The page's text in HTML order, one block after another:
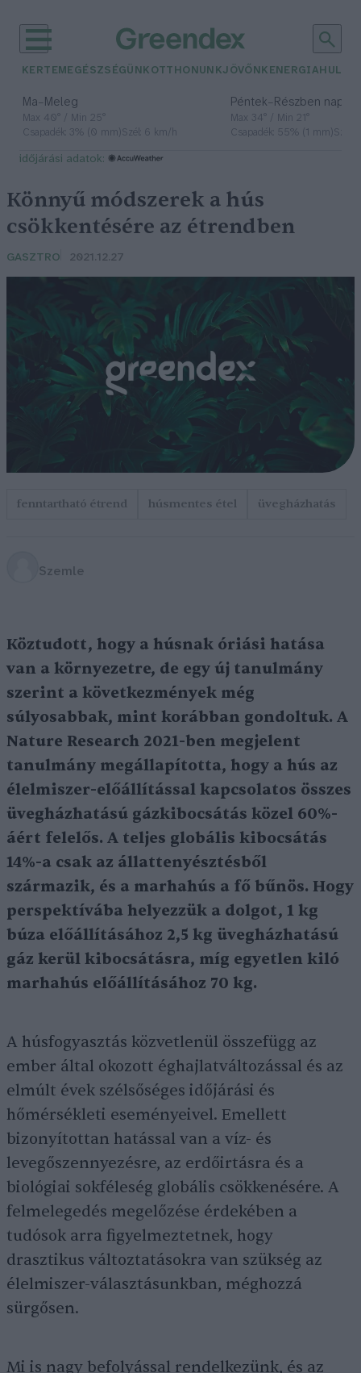
KERTEM EGÉSZSÉGÜNK OTTHONUNKJÖVŐNK ENERGIA
Ma– Meleg
Max 40° / Min 25°
Csapadék: 3% (0 mm)Szél: 6 km/h
Péntek– Részben
Max 34° / Min 21°
Csapadék: 55% (1 mm)Szél:
időjárási adatok:
Könnyű módszerek a hús
csökkentésére az étrendben
GASZTRO 2021.12.27
fenntartható étrend húsmentes étel üvegházhatás
Szemle
Köztudott, hogy a húsnak óriási hatása
van a környezetre, de egy új tanulmány
szerint a következmények még
súlyosabbak, mint korábban gondoltuk. A
Nature Research 2021-ben megjelent
tanulmány megállapította, hogy a hús az
élelmiszer-előállítással kapcsolatos összes
üvegházhatású gázkibocsátás közel 60%-
áért felelős. A teljes globális kibocsátás
14%-a csak az állattenyésztésből
származik, és a marhahús a fő bűnös. Hogy
perspektívába helyezzük a dolgot, 1 kg
búza előállításához 2,5 kg üvegházhatású
gáz kerül kibocsátásra, míg egyetlen kiló
marhahús előállításához 70 kg.
A húsfogyasztás közvetlenül összefügg az
ember által okozott éghajlatváltozással és az
elmúlt évek szélsőséges időjárási és
hőmérsékleti eseményeivel. Emellett
bizonyítottan hatással van a víz- és
levegőszennyezésre, az erdőirtásra és a
biológiai sokféleség globális csökkenésére. A
felmelegedés megelőzése érdekében a
tudósok arra figyelmeztetnek, hogy
drasztikus változtatásokra van szükség az
élelmiszer-választásunkban, méghozzá
sürgősen.
Mi is nagy befolyással rendelkezünk, és az